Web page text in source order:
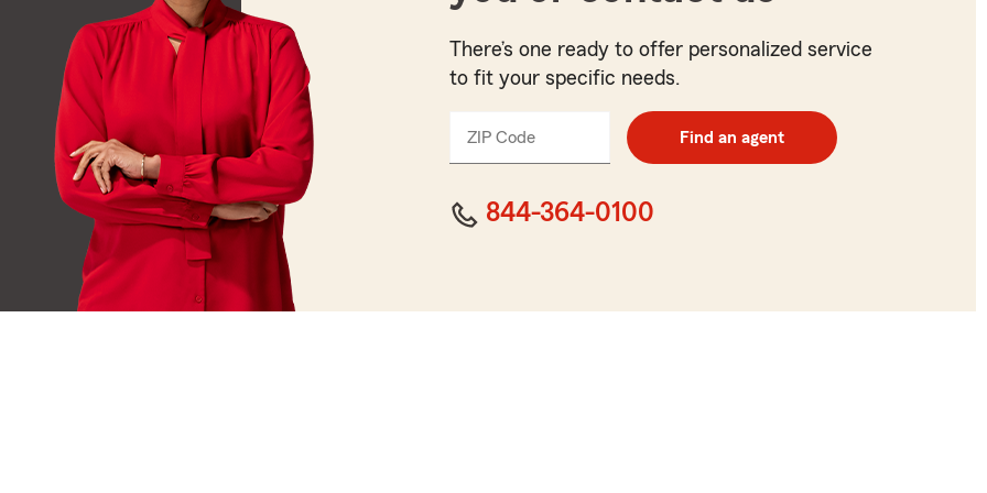
There’s one ready to offer personalized service
to fit your specific needs.
ZIP Code
code
Find an agent
844-364-0100